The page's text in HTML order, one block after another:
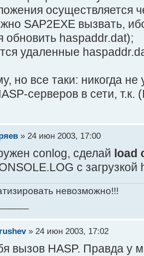
осуществляется
SAP2EXE вызвать,
обновить haspaddr.dat);
удаленные
но все таки: никогда не
серверов в сети,
» 24 июн 2003, 17:00
conlog, сделай load
с
невозможно!!!
» 24 июн 2003, 17:02
вызов HASP. Правда у